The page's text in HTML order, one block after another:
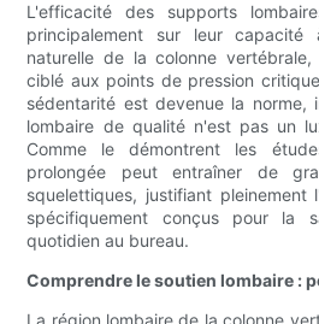
L'efficacité des supports
principalement sur leur
naturelle de la colonne
ciblé aux points de pression
sédentarité est devenue la norme,
lombaire de qualité n'est pas un
Comme le démontrent les
prolongée peut entraîner de
squelettiques, justifiant pleinement
spécifiquement conçus pour la
quotidien au bureau.
Comprendre le soutien lombaire :